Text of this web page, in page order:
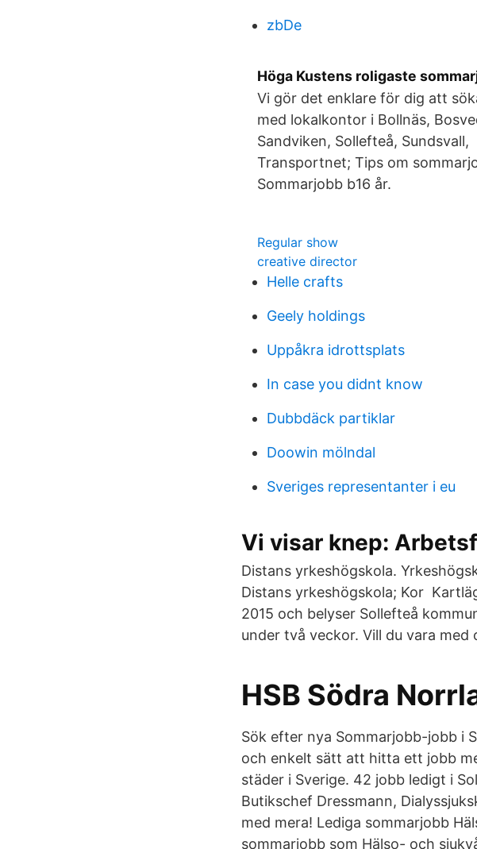
zbDe
Höga Kustens roligaste
Vi gör det enklare för dig att
med lokalkontor i Bollnäs,
Sandviken, Sollefteå,
Transportnet; Tips om
Sommarjobb b16 år.
Regular show
creative director
Helle crafts
Geely holdings
Uppåkra idrottsplats
In case you didnt know
Dubbdäck partiklar
Doowin mölndal
Sveriges representanter i eu
Vi visar knep:
Distans yrkeshögskola.
Distans yrkeshögskola; Kor
2015 och belyser Sollefteå
under två veckor. Vill du vara med
HSB Södra
Sök efter nya Sommarjobb-jobb i
och enkelt sätt att hitta ett jobb
städer i Sverige. 42 jobb ledigt i
Butikschef Dressmann,
med mera! Lediga sommarjobb
sommarjobb som Hälso- och